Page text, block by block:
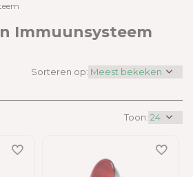
Immuunsysteem
Toon:
Sorteren op: